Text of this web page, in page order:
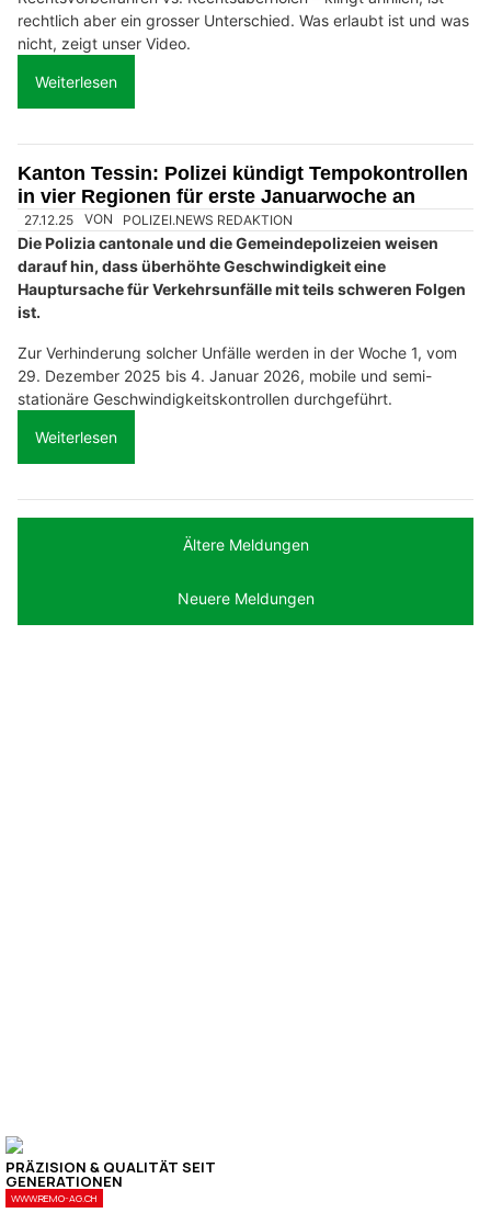
rechtlich aber ein grosser Unterschied. Was erlaubt ist und was
nicht, zeigt unser Video.
Weiterlesen
Kanton Tessin: Polizei kündigt Tempokontrollen
in vier Regionen für erste Januarwoche an
27.12.25 VON POLIZEI.NEWS REDAKTION
Die Polizia cantonale und die Gemeindepolizeien weisen
darauf hin, dass überhöhte Geschwindigkeit eine
Hauptursache für Verkehrsunfälle mit teils schweren Folgen
ist.
Zur Verhinderung solcher Unfälle werden in der Woche 1, vom
29. Dezember 2025 bis 4. Januar 2026, mobile und semi-
stationäre Geschwindigkeitskontrollen durchgeführt.
Weiterlesen
Ältere Meldungen
Neuere Meldungen